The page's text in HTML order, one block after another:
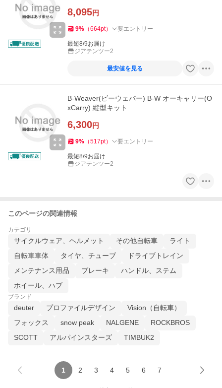
8,095円
9% （664pt） 要エントリー
最短8/9お届け
ジアテンツー2
最安値を見る
B-Weaver(ビーウェバー) B-W オーキャリー(O
xCarry) 縦型キット
6,300円
9% （517pt） 要エントリー
最短8/9お届け
ジアテンツー2
このページの関連情報
カテゴリ
サイクルウェア、ヘルメット その他自転車
ライト
自転車車体
タイヤ、チューブ
ドライブトレイン
メンテナンス用品
ブレーキ
ハンドル、ステム
ホイール、ハブ
ブランド
deuter プロファイルデザイン
Vision（自転車）
フォックス
snow peak NALGENE
ROCKBROS
SCOTT
アルパインスターズ TIMBUK2
1 2 3 4 5 6 7